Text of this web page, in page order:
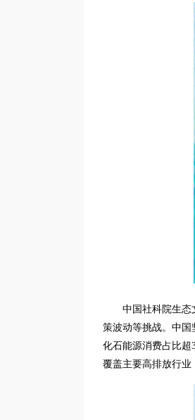
中国社科院生态
策波动等挑战。中国
化石能源消费占比超
覆盖主要高排放行